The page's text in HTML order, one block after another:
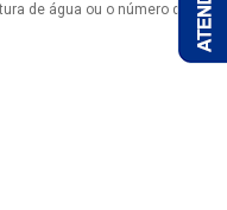
de água ou o número da